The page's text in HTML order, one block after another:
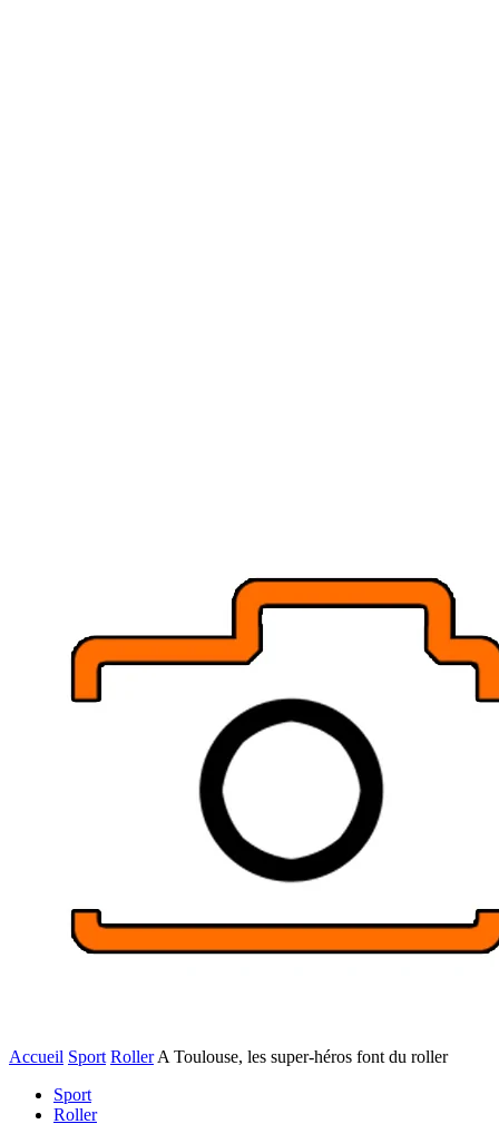
Accueil Sport Roller A Toulouse, les super-héros font du roller
Sport
Roller